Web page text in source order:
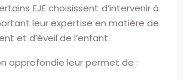
EJE choisissent d’intervenir à
leur expertise en matière de
et d’éveil de l’enfant.
approfondie leur permet de :